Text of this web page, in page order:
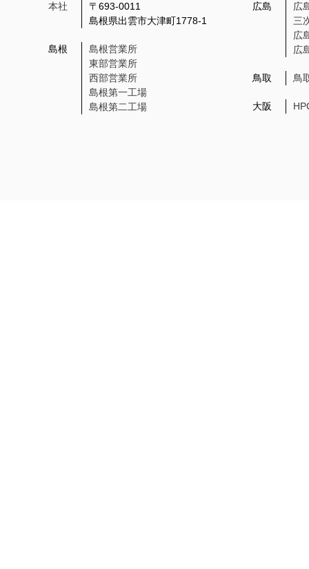
本社
〒693-0011
島根県出雲市大津町1778-1
島根
島根営業所
東部営業所
西部営業所
島根第一工場
島根第二工場
広島
広
三
広
広
鳥取 鳥
大阪